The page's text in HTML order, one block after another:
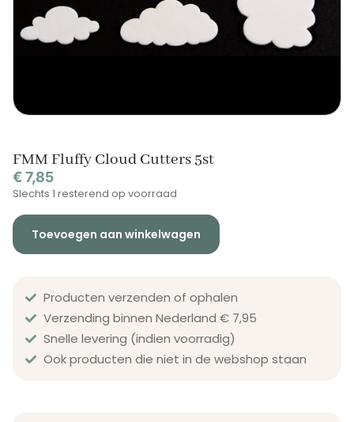
FMM Fluffy Cloud Cutters 5st
€ 7,85
Slechts 1 resterend op voorraad
Toevoegen aan winkelwagen
Producten verzenden of ophalen
Verzending binnen Nederland € 7,95
Snelle levering (indien voorradig)
Ook producten die niet in de webshop staan​